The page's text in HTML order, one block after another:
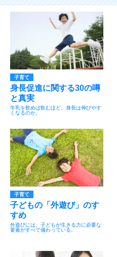
子育て
身長促進に関する30の噂
と真実
牛乳を飲めば飲むほど、身長は伸びやす
くなるのか。
子育て
子どもの「外遊び」のす
すめ
外遊びには、子どもが生きる力に必要な
要素がすべて備わっている。